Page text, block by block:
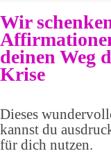
Wir
deinen Weg
Krise
Dieses
kannst du
für dich nutzen.